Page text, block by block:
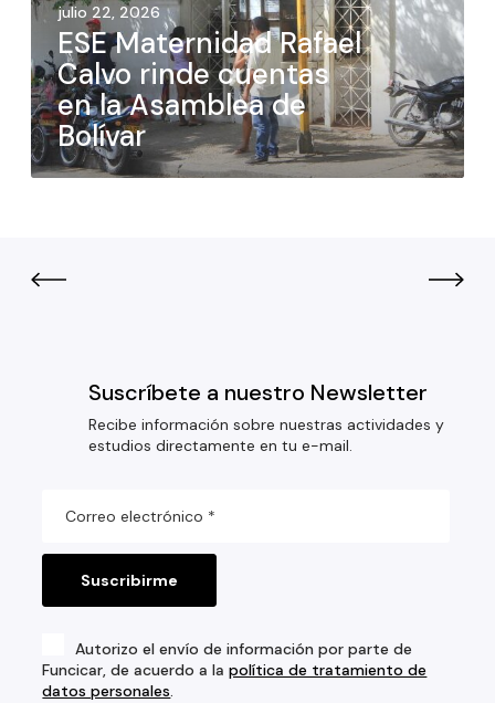
julio 22, 2026
ESE Maternidad Rafael
Calvo rinde cuentas
en la Asamblea de
Bolívar
Suscríbete a nuestro Newsletter
Recibe información sobre nuestras actividades y
estudios directamente en tu e-mail.
Autorizo el envío de información por parte de
Funcicar, de acuerdo a lapolítica de tratamiento de
datos personales.